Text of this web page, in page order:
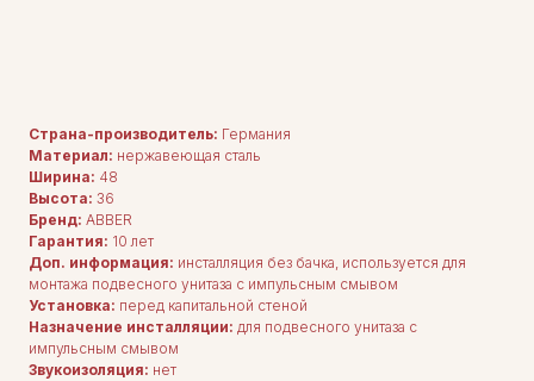
Страна-производитель: Германия
Материал: нержавеющая сталь
Ширина: 48
Высота: 36
Бренд: ABBER
Гарантия: 10 лет
Доп. информация: инсталляция без бачка, используется для
монтажа подвесного унитаза с импульсным смывом
Установка: перед капитальной стеной
Назначение инсталляции: для подвесного унитаза с
импульсным смывом
Звукоизоляция: нет
ДЛЯ ПОКУПАТЕЛЕЙ
О нас